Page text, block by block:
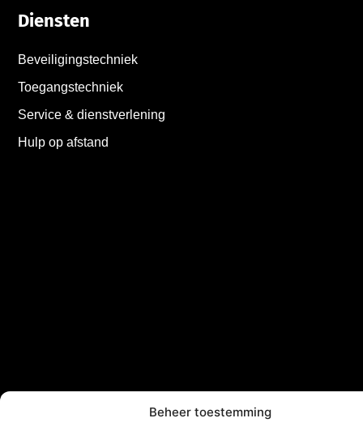
Beheer toestemming
Diensten
Beveiligingstechniek
Toegangstechniek
Service & dienstverlening
Hulp op afstand